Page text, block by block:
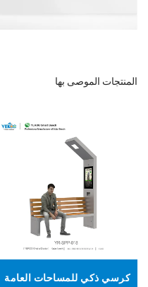
المنتجات الموصى بها
كرسي ذكي للمساحات العامة